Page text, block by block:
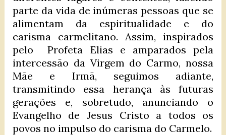
parte da vida de inúmeras pessoas que se
alimentam da espiritualidade e do
carisma carmelitano. Assim, inspirados
pelo Profeta Elias e amparados pela
intercessão da Virgem do Carmo, nossa
Mãe e Irmã, seguimos adiante,
transmitindo essa herança às futuras
gerações e, sobretudo, anunciando o
Evangelho de Jesus Cristo a todos os
povos no impulso do carisma do Carmelo.